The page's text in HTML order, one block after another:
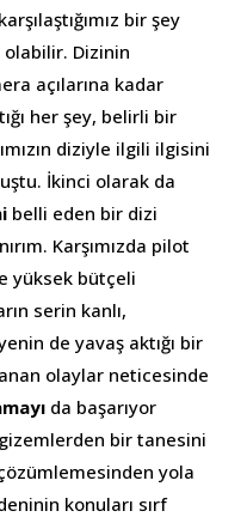
bir şey
olabilir. Dizinin
açılarına kadar
her şey, belirli bir
diziyle ilgili ilgisini
İkinci olarak da
belli eden bir dizi
Karşımızda pilot
yüksek bütçeli
serin kanlı,
de yavaş aktığı bir
olaylar neticesinde
da başarıyor
bir tanesini
yola
konuları sırf